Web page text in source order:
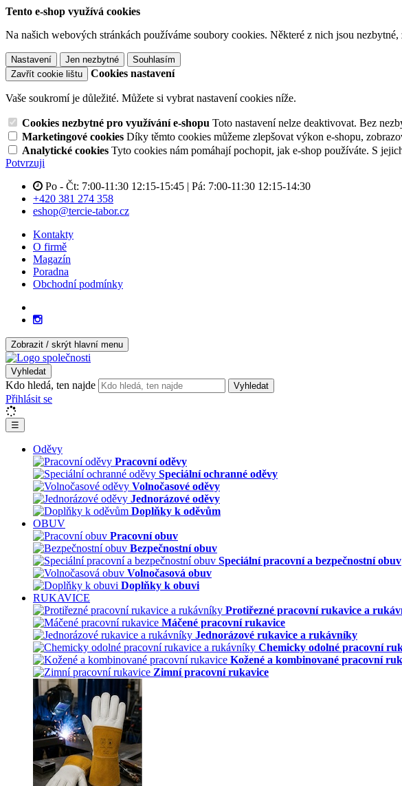
Tento e-shop využívá cookies
Na našich webových stránkách používáme soubory cookies. Některé z nich jsou
Nastavení Jen nezbytné
Souhlasím
Zavřít cookie lištu
Cookies nastavení
Vaše soukromí je důležité. Můžete si vybrat nastavení cookies níže.
Cookies nezbytné pro využívání e-shopu Toto nastavení nelze deaktivovat. Bez
Marketingové cookies Díky těmto cookies můžeme zlepšovat výkon e-shopu,
Analytické cookies Tyto cookies nám pomáhají pochopit, jak e-shop používáte. S
Potvrzuji
Po - Čt: 7:00-11:30 12:15-15:45 | Pá: 7:00-11:30 12:15-14:30
+420 381 274 358
eshop@tercie-tabor.cz
Kontakty
O firmě
Magazín
Poradna
Obchodní podmínky
Zobrazit / skrýt hlavní menu
Vyhledat
Kdo hledá, ten najde Vyhledat
Přihlásit se
☰
Oděvy
Pracovní oděvy
Speciální ochranné oděvy
Volnočasové oděvy
Jednorázové oděvy
Doplňky k oděvům
OBUV
Pracovní obuv
Bezpečnostní obuv
Speciální pracovní a bezpečnostní obuv
Volnočasová obuv
Doplňky k obuvi
RUKAVICE
Protiřezné pracovní rukavice a
Máčené pracovní rukavice
Jednorázové rukavice a rukávníky
Chemicky odolné pracovní
Kožené a kombinované pracovní
Zimní pracovní rukavice